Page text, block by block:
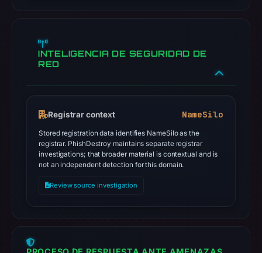
INTELIGENCIA DE SEGURIDAD DE
RED
Registrar context NameSilo
Stored registration data identifies NameSilo as the
registrar. PhishDestroy maintains separate registrar
investigations; that broader material is contextual and is
not an independent detection for this domain.
Review source investigation